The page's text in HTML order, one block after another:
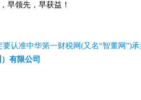
早领先，早获益！
认准中华第一财税网(又名“智董网”)承
有限公司